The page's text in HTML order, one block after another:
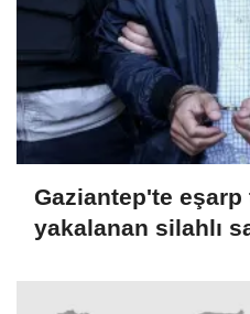
Gaziantep'te eşarp
yakalanan silahlı